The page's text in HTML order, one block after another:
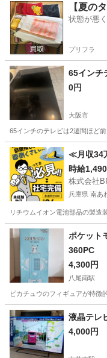
大阪 豊中市 服部天神
【夏の
状態が悪
プリフラ
65インチ
0円
大阪市
65インチのテレビは2週間ほど
大阪 大阪市 テレビ
≪月収34
時給
株式会社
兵庫県 南あ
リチウムイオン電池部品の製
兵庫 南あわじ市 その他
ポケット
360PC
4,300円
八尾南駅
ピカチュウのフィギュアが特徴
大阪 八尾市 八尾南駅
液晶テ
4,000円